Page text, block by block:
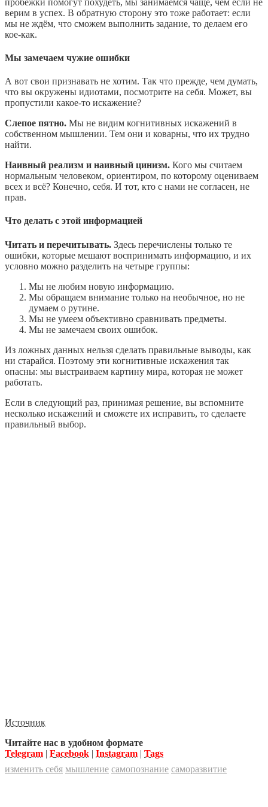
верим в успех. В обратную сторону это тоже работает: если
мы не ждём, что сможем выполнить задание, то делаем его
кое-как.
Мы замечаем чужие ошибки
А вот свои признавать не хотим. Так что прежде, чем думать,
что вы окружены идиотами, посмотрите на себя. Может, вы
пропустили какое-то искажение?
Слепое пятно. Мы не видим когнитивных искажений в
собственном мышлении. Тем они и коварны, что их трудно
найти.
Наивный реализм и наивный цинизм. Кого мы считаем
нормальным человеком, ориентиром, по которому оцениваем
всех и всё? Конечно, себя. И тот, кто с нами не согласен, не
прав.
Что делать с этой информацией
Читать и перечитывать. Здесь перечислены только те
ошибки, которые мешают воспринимать информацию, и их
условно можно разделить на четыре группы:
Мы не любим новую информацию.
Мы обращаем внимание только на необычное, но не
думаем о рутине.
Мы не умеем объективно сравнивать предметы.
Мы не замечаем своих ошибок.
Из ложных данных нельзя сделать правильные выводы, как
ни старайся. Поэтому эти когнитивные искажения так
опасны: мы выстраиваем картину мира, которая не может
работать.
Если в следующий раз, принимая решение, вы вспомните
несколько искажений и сможете их исправить, то сделаете
правильный выбор.
Источник
Читайте нас в удобном формате
Telegram | Facebook | Instagram | Tags
изменить себя мышление самопознание саморазвитие